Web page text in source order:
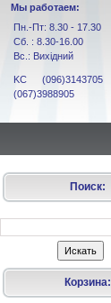
Мы работаем:
Пн.-Пт: 8.30 - 17.30
Сб. : 8.30-16.00
Вс.: Вихідний
KC (096)3143705
(067)3988905
Поиск:
Корзина: